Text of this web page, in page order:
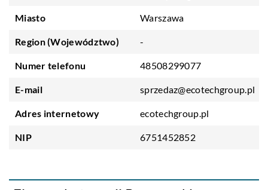
Miasto Warszawa
Region (Województwo) -
Numer telefonu 48508299077
E-mail sprzedaz@ecotechgroup.pl
Adres internetowy ecotechgroup.pl
NIP 6751452852